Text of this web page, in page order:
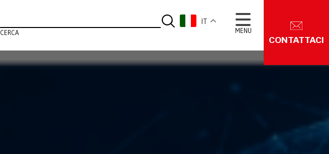
CERCA
IT
MENU
CONTATTACI